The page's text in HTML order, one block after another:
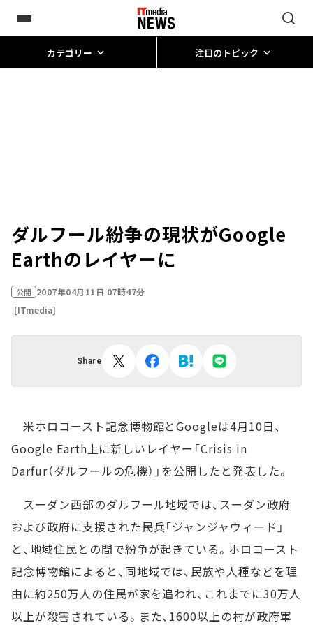
カテゴリー 注目のトピック
ダルフール紛争の現状がGoogle
Earthのレイヤーに
公開 2007年04月11日 07時47分
[ITmedia]
Share
米ホロコースト記念博物館とGoogleは4月10日、
Google Earth上に新しいレイヤー「Crisis in
Darfur（ダルフールの危機）」を公開したと発表した。
スーダン西部のダルフール地域では、スーダン政府
および政府に支援された民兵「ジャンジャウィード」
と、地域住民との間で紛争が起きている。ホロコースト
記念博物館によると、同地域では、民族や人種などを理
由に約250万人の住民が家を追われ、これまでに30万人
以上が殺害されている。また、1600以上の村が政府軍